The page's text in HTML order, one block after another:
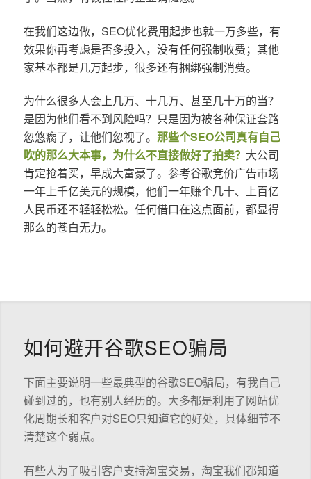
在我们这边做，SEO优化费用起步也就一万多些，有
效果你再考虑是否多投入，没有任何强制收费；其他
家基本都是几万起步，很多还有捆绑强制消费。
为什么很多人会上几万、十几万、甚至几十万的当？
是因为他们看不到风险吗？只是因为被各种保证套路
忽悠瘸了，让他们忽视了。 那些个SEO公司真有自己
吹的那么大本事，为什么不直接做好了拍卖？ 大公司
肯定抢着买，早成大富豪了。参考谷歌竞价广告市场
一年上千亿美元的规模，他们一年赚个几十、上百亿
人民币还不轻轻松松。任何借口在这点面前，都显得
那么的苍白无力。
如何避开谷歌SEO骗局
下面主要说明一些最典型的谷歌SEO骗局，有我自己
碰到过的，也有别人经历的。大多都是利用了网站优
化周期长和客户对SEO只知道它的好处，具体细节不
清楚这个弱点。
有些人为了吸引客户支持淘宝交易，淘宝我们都知道